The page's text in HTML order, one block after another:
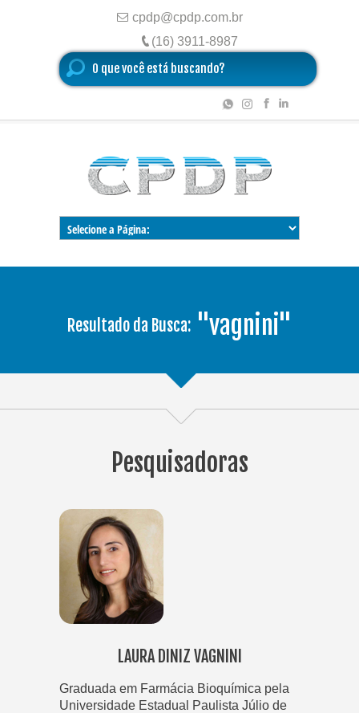
cpdp@cpdp.com.br
(16) 3911-8987
Resultado da Busca: "vagnini"
Pesquisadoras
LAURA DINIZ VAGNINI
Graduada em Farmácia Bioquímica pela
Universidade Estadual Paulista Júlio de